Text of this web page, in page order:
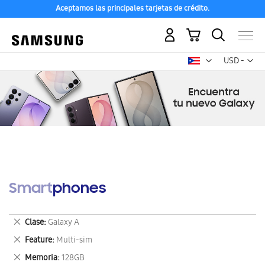
Aceptamos las principales tarjetas de crédito.
USD -
dólar
Mi carrito
Smartphones
Clase Galaxy A
Eliminar
este
artículo
Feature Multi-sim
Eliminar
este
Memoria 128GB
Eliminar